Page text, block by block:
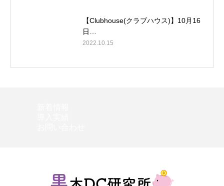
【Clubhouse(クラブハウス)】10月16
日…
2022.10.15